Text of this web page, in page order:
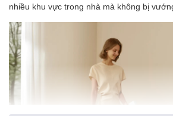
nhiều khu vực trong nhà mà không bị